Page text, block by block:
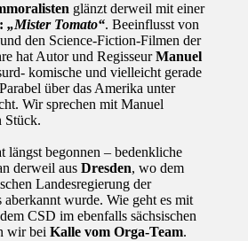
glänzt derweil mit einer
„Mister Tomato“. Beeinflusst von
den Science-Fiction-Filmen der
hat Autor und RegisseurManuel
komische und vielleicht gerade
über das Amerika unter
Wir sprechen mit Manuel
Stück.
längst begonnen – bedenkliche
derweil aus Dresden, wo dem
Landesregierung der
aberkannt wurde. Wie geht es mit
CSD im ebenfalls sächsischen
wir bei Kalle vom Orga-Team.